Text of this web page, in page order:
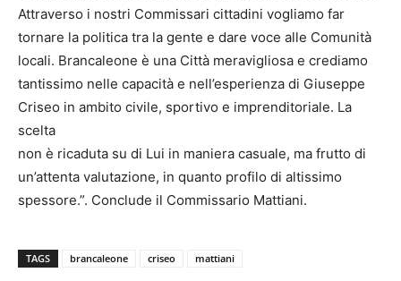
Attraverso i nostri Commissari cittadini vogliamo far
tornare la politica tra la gente e dare voce alle Comunità
locali. Brancaleone è una Città meravigliosa e crediamo
tantissimo nelle capacità e nell’esperienza di Giuseppe
Criseo in ambito civile, sportivo e imprenditoriale. La
scelta
non è ricaduta su di Lui in maniera casuale, ma frutto di
un’attenta valutazione, in quanto profilo di altissimo
spessore.”. Conclude il Commissario Mattiani.
TAGS brancaleone criseo mattiani